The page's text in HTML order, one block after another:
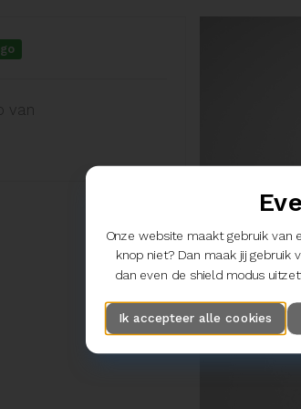
van
Onze website maakt gebruik van
knop niet? Dan maak jij gebruik
dan even de shield modus
Ik accepteer alle cookies